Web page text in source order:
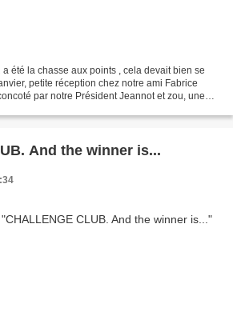
été la chasse aux points , cela devait bien se
petite réception chez notre ami Fabrice
par notre Président Jeannot et zou, une
And the winner is...